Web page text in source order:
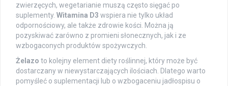
zwierzęcych, wegetarianie muszą często sięgać po
suplementy. Witamina D3 wspiera nie tylko układ
odpornościowy, ale także zdrowie kości. Można ją
pozyskiwać zarówno z promieni słonecznych, jak i ze
wzbogaconych produktów spożywczych.
Żelazo to kolejny element diety roślinnej, który może być
dostarczany w niewystarczających ilościach. Dlatego warto
pomyśleć o suplementacji lub o wzbogaceniu jadłospisu o